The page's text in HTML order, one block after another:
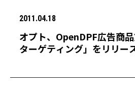
2011.04.18
オプト、OpenDPF広告商
ターゲティング」をリリー